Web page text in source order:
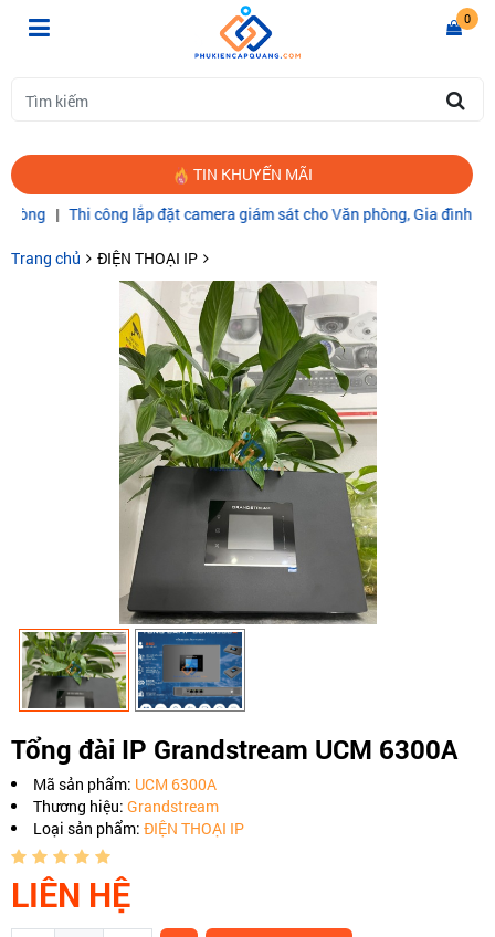
0
TIN KHUYẾN MÃI
Thi công lắp đặt camera giám sát cho Văn phòng, Gia đình|CÁP
Trang chủ ĐIỆN THOẠI IP
Tổng đài IP Grandstream UCM 6300A
Mã sản phẩm: UCM 6300A
Thương hiệu: Grandstream
Loại sản phẩm: ĐIỆN THOẠI IP
LIÊN HỆ